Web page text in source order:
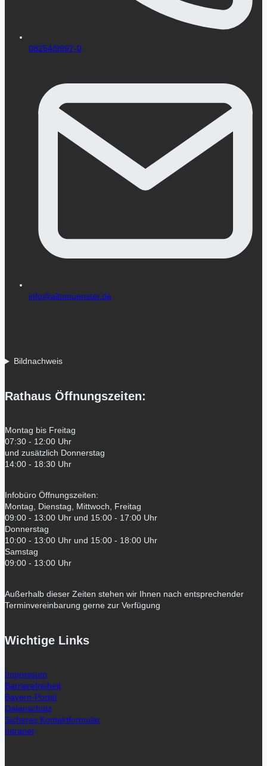
08254/9997-0
info@altomuenster.de
Bildnachweis
Rathaus Öffnungszeiten:
Montag bis Freitag
07:30 - 12:00 Uhr
und zusätzlich Donnerstag
14:00 - 18:30 Uhr
Infobüro Öffnungszeiten:
Montag, Dienstag, Mittwoch, Freitag
09:00 - 13:00 Uhr und 15:00 - 17:00 Uhr
Donnerstag
10:00 - 13:00 Uhr und 15:00 - 18:00 Uhr
Samstag
09:00 - 13:00 Uhr
Außerhalb dieser Zeiten stehen wir Ihnen nach entsprechender
Terminvereinbarung gerne zur Verfügung
Wichtige Links
Impressum
Barrierefreiheit
Bayern-Portal
Datenschutz
Sicheres Kontaktformular
Intranet